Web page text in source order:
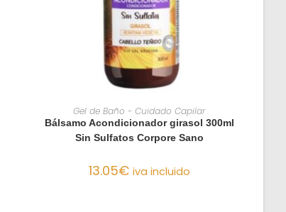
AÑADIR AL CARRITO
Gel de Baño - Cuidado Capilar
Bálsamo Acondicionador girasol 300ml
Sin Sulfatos Corpore Sano
13.05€ iva incluido